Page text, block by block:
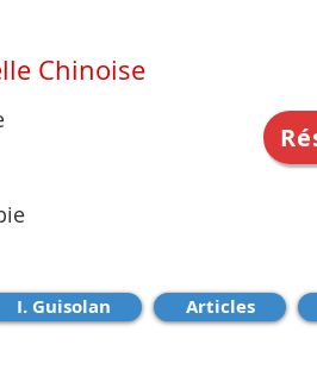
Chinoise
I. Guisolan Articles